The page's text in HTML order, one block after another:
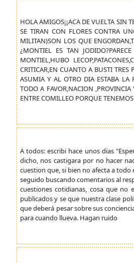
HOLA AMIGOS¡¡ACA DE VUELTA SIN
SE TIRAN CON FLORES CONTRA
MILITAN)SON LOS QUE
¿MONTIEL ES TAN
MONTIEL,HUBO
CRITICAR,EN CUANTO A BUSTI
ASUMIA Y AL OTRO DIA ESTABA LA
TODO A FAVOR,NACION
ENTRE COMILLEO PORQUE
A todos: escribi hace unos dias
dicho, nos castigara por no hacer
cuestion que, si bien no afecta a
seguido buscando comentarios al
cuestiones cotidianas, cosa que
publicados y se que nuestra clase
que deberá pesar sobre sus
para cuando llueva. Hagan ruido